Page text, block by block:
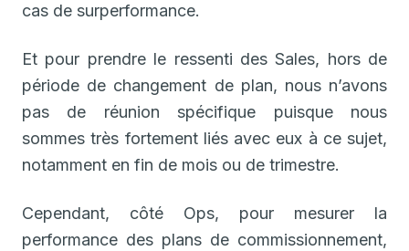
cas de surperformance.
Et pour prendre le ressenti des Sales, hors de
période de changement de plan, nous n’avons
pas de réunion spécifique puisque nous
sommes très fortement liés avec eux à ce sujet,
notamment en fin de mois ou de trimestre.
Cependant, côté Ops, pour mesurer la
performance des plans de commissionnement,